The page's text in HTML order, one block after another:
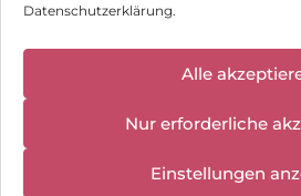
Datenschutzerklärung.
Alle
Nur erforderliche
Einstellungen
Hinweis zur Batterieentsorgung
geschlossen:
10.08.2026 -
18.08.2026
Können wir Dir